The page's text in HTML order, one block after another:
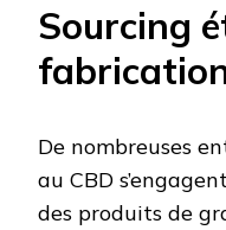
Sourcing
De nombreuses
au CBD
des produits de